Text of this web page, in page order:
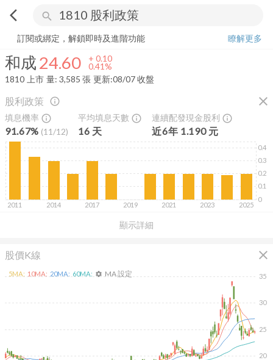
arrow_back_ios search
和成 24.60+ 0.41%
訂閱或綁定，解鎖即時及進階功能
瞭解更多
和成24.60 + 0.10
0.41%
1810 上市 量: 3,585 張 更新:08/07 收盤
股利政策 close
顯示詳細
info_outline
填息機率 info_outline
91.67% (11 /12)
平均填息天數 info_outline
16 天
連續配發現金股利 info_outline
近6年 1.190元
2011 2014 2017 2019 2021 2023 2025
0
0.1
0.2
0.3
0.4
股價K線 close
20
25
30
35
5MA: 10MA: 20MA: 60MA: settings MA 設定